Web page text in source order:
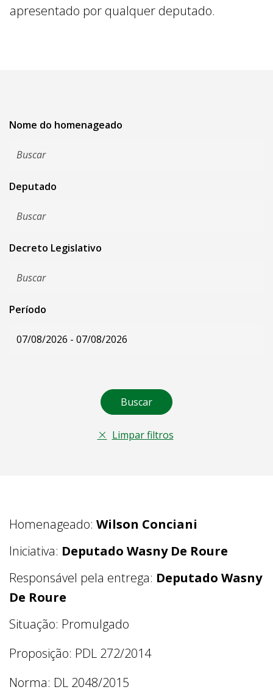
apresentado por qualquer deputado.
Nome do homenageado
Deputado
Decreto Legislativo
Período
Buscar
Limpar filtros
Homenageado: Wilson Conciani
Iniciativa: Deputado Wasny De Roure
Responsável pela entrega: Deputado Wasny
De Roure
Situação: Promulgado
Proposição: PDL 272/2014
Norma: DL 2048/2015